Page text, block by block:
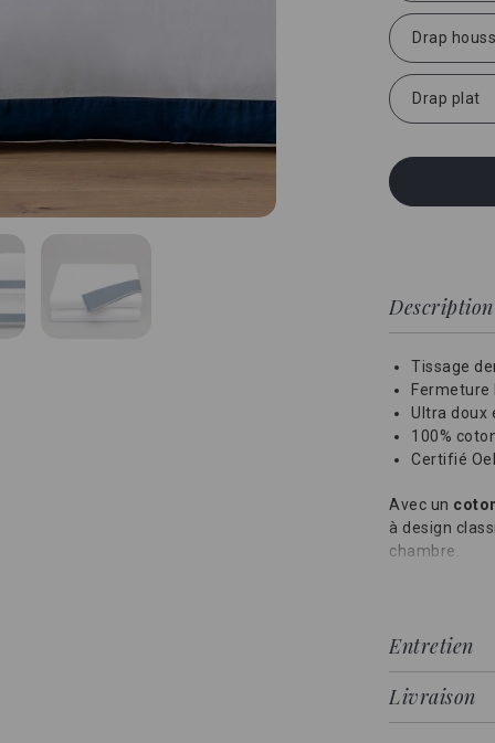
Drap
Drap plat
Description
Tissage
Fermeture
Ultra doux
100%
Certifié
Avec un
à design
chambre.
Entretien
Livraison